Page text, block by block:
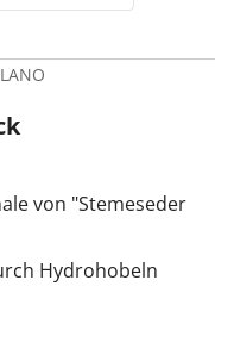
von "Stemeseder
Hydrohobeln